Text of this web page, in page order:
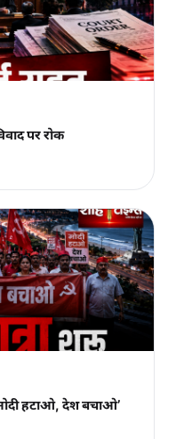
पर रोक
हटाओ, देश बचाओ’